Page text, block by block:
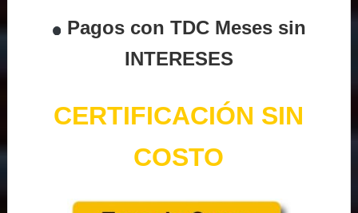
Pagos con TDC Meses sin
INTERESES
CERTIFICACIÓN SIN
COSTO